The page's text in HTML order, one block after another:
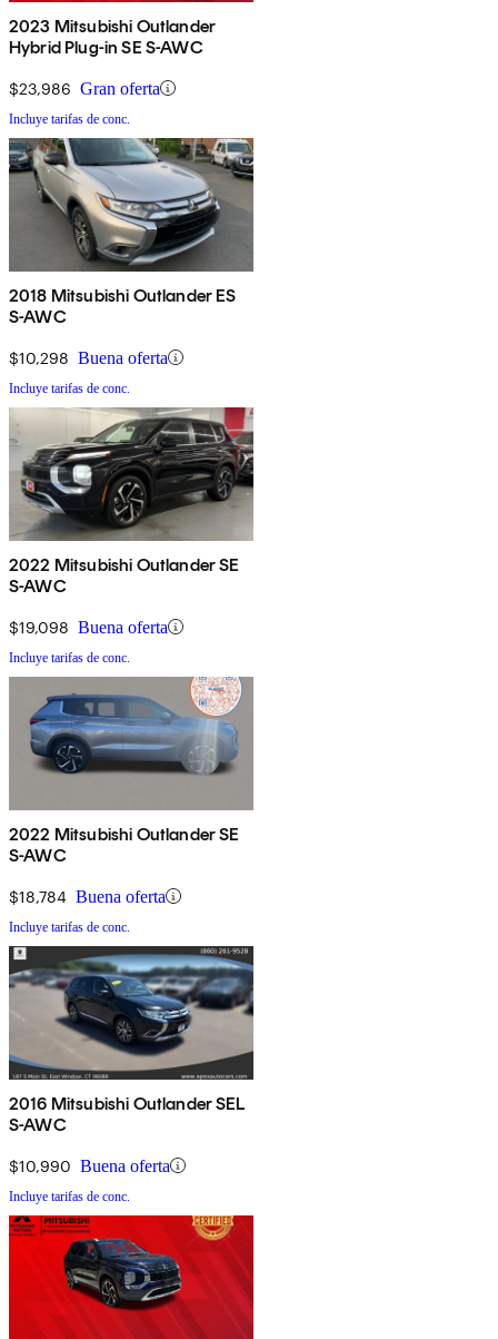
2023 Mitsubishi Outlander
Hybrid Plug-in SE S-AWC
$23,986 Gran oferta
Incluye tarifas de conc.
2018 Mitsubishi Outlander ES
S-AWC
$10,298 Buena oferta
Incluye tarifas de conc.
2022 Mitsubishi Outlander SE
S-AWC
$19,098 Buena oferta
Incluye tarifas de conc.
2022 Mitsubishi Outlander SE
S-AWC
$18,784 Buena oferta
Incluye tarifas de conc.
2016 Mitsubishi Outlander SEL
S-AWC
$10,990 Buena oferta
Incluye tarifas de conc.